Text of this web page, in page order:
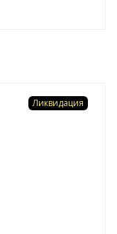
Ликвидация